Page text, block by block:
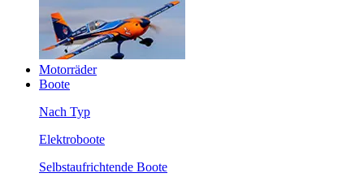
Motorräder
Boote
Nach Typ
Elektroboote
Selbstaufrichtende Boote